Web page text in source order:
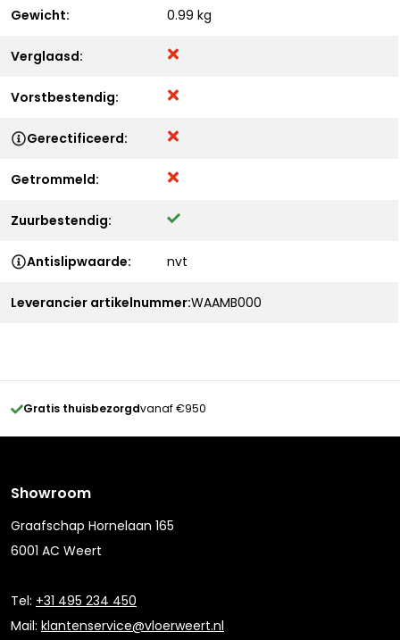
Gewicht: 0.99 kg
Verglaasd:
Vorstbestendig:
Gerectificeerd:
Getrommeld:
Zuurbestendig:
Antislipwaarde: nvt
Leverancier artikelnummer:WAAMB000
Gratis thuisbezorgdvanaf €950
Showroom
Graafschap Hornelaan 165
6001 AC Weert
Tel: +31 495 234 450
Mail: klantenservice@vloerweert.nl